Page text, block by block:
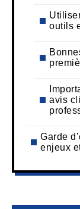
outils
avis
Garde
enjeux